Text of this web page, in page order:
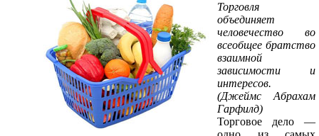
Торговля
объединяет
человечество во
всеобщее братство
взаимной
зависимости и
интересов.
(Джеймс Абрахам
Гарфилд)
Торговое дело —